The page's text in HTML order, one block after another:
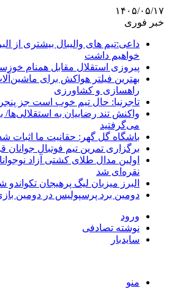
۱۴۰۵/۰۵/۱۷
خبر فوری
داعی:تیم های والیبال بیشتری از
خواهیم داشت
پیروزی استقلال مقابل همنام
بهترین فیلتر هواکش برای
راهسازی و کشاورزی
تاجرنیا: حال تیم خوب است جز
واکنش تند رضاییان به استقلالی‌ها/
می‌گرفتید
باشگاه گل گهر: حقانیت ما اثبات
برگزاری تمرین تیم فوتبال جوانان
اولین مدال طلای کشتی آزاد
نقره‌ای شد
البرز میزبان لیگ پرهیجان تکواندو
دومین برد پرسپولیس در دومین
ورود
نوشته تصادفی
سایدبار
منو